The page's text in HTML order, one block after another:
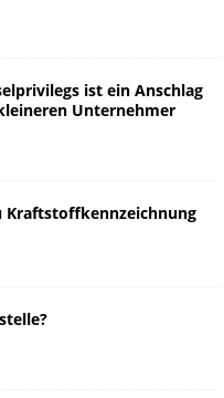
ist ein Anschlag
Unternehmer
Kraftstoffkennzeichnung